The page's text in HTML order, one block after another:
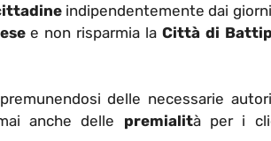
indipendentemente dai
e non risparmia laCittà di
delle necessarie
anche delle premialità per i